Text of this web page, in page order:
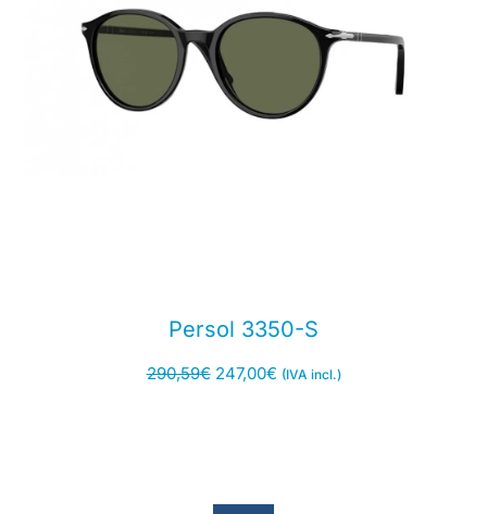
Persol 3350-S
290,59€ 247,00€ (IVA incl.)